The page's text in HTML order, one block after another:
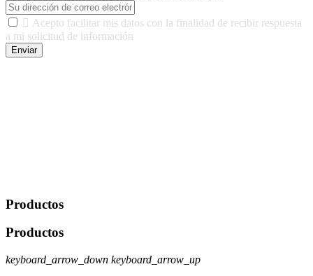
 Acepto facilitar mis datos con la finalidad de recibir respuesta
a mi solicitud de información
Enviar
Productos
Productos
keyboard_arrow_down keyboard_arrow_up